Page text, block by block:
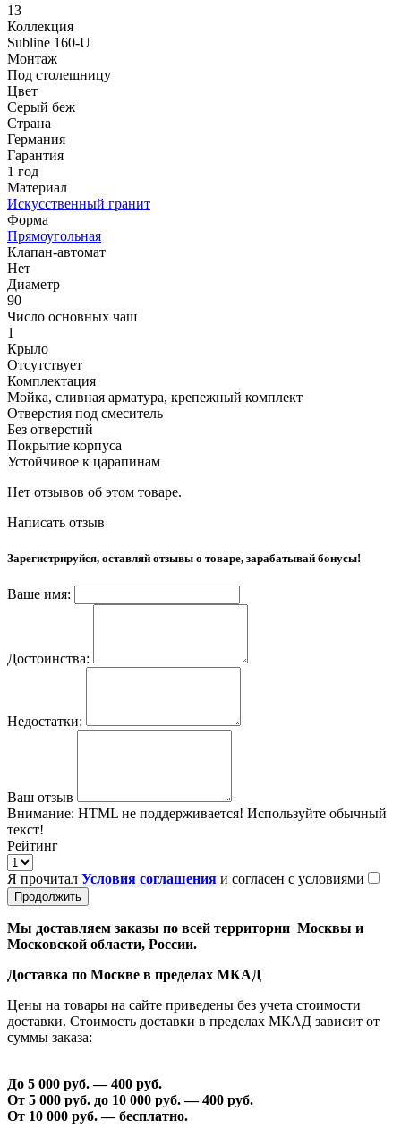
13
Коллекция
Subline 160-U
Монтаж
Под столешницу
Цвет
Серый беж
Страна
Германия
Гарантия
1 год
Материал
Искусственный гранит
Форма
Прямоугольная
Клапан-автомат
Нет
Диаметр
90
Число основных чаш
1
Крыло
Отсутствует
Комплектация
Мойка, сливная арматура, крепежный комплект
Отверстия под смеситель
Без отверстий
Покрытие корпуса
Устойчивое к царапинам
Нет отзывов об этом товаре.
Написать отзыв
Зарегистрируйся, оставляй отзывы о товаре, зарабатывай бонусы!
Ваше имя:
Достоинства:
Недостатки:
Ваш отзыв
Внимание: HTML не поддерживается! Используйте обычный
текст!
Рейтинг
Я прочитал Условия соглашения и согласен с условиями
Продолжить
Мы доставляем заказы по всей территории Москвы и
Московской области, России.
Доставка по Москве в пределах МКАД
Цены на товары на сайте приведены без учета стоимости
доставки. Стоимость доставки в пределах МКАД зависит от
суммы заказа:
До 5 000 руб. —400 руб.
От 5 000 руб. до 10 000 руб. —400 руб.
От 10 000 руб. — бесплатно.